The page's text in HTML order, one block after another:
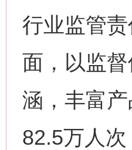
行业监管
面，以监
涵，丰富
82.5万人